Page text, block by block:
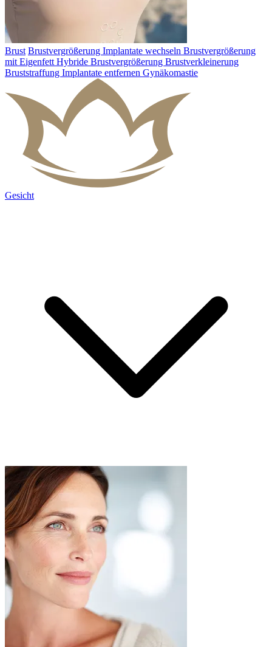
Brust Brustvergrößerung Implantate wechseln Brustvergrößerung
mit Eigenfett Hybride Brustvergrößerung Brustverkleinerung
Bruststraffung Implantate entfernen Gynäkomastie
Gesicht